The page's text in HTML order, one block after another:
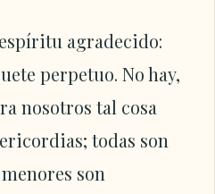
agradecido:
perpetuo. No hay,
nosotros tal cosa
todas son
son